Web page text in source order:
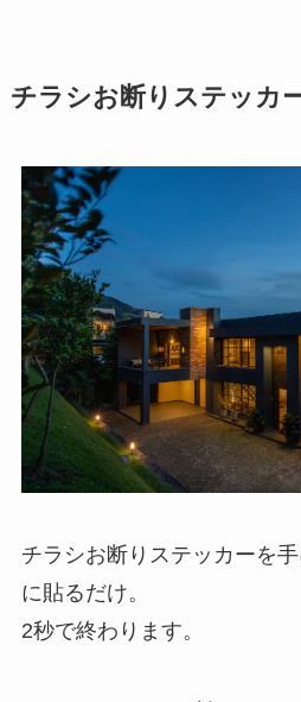
チラシお断りステッカ
チラシお断りステッカーを
に貼るだけ。
2秒で終わります。